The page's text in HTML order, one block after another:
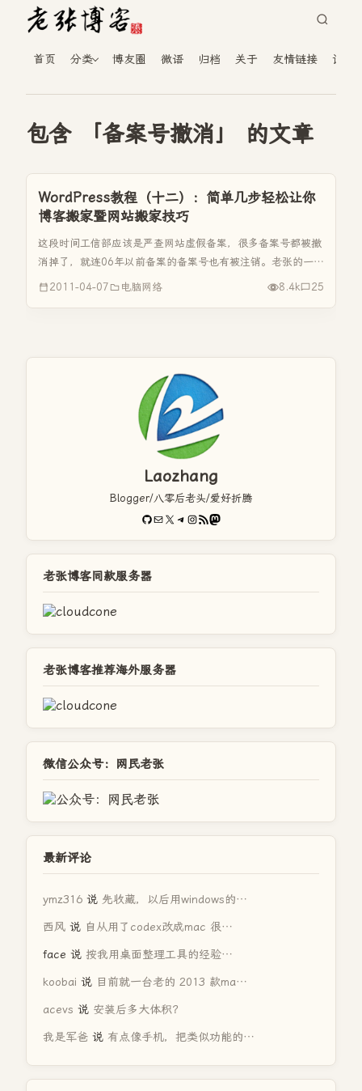
首页 分类 博友圈 微语 归档 关于 友情链接 读者
包含 「备案号撤消」 的文章
WordPress教程（十二）：简单几步轻松让你
博客搬家暨网站搬家技巧
这段时间工信部应该是严查网站虚假备案，很多备案号都被撤
消掉了，就连06年以前备案的备案号也有被注销。老张的一个
娱乐站http://www.k613.cn的备案号也被注销了，想当初这可
2011-04-07 电脑网络 8.4k 25
Laozhang
Blogger/八零后老头/爱好折腾
GitHub
电子邮件X Telegram
Instagram
RSS FeedMastodon
老张博客同款服务器
老张博客推荐海外服务器
微信公众号：网民老张
最新评论
ymz316 说 先收藏，以后用windows的…
西风 说 自从用了codex改成mac 很…
face 说 按我用桌面整理工具的经验…
koobai 说 目前就一台老的 2013 款ma…
acevs 说 安装后多大体积？
我是军爸 说 有点像手机，把类似功能的…